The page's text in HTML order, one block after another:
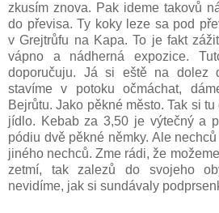
zkusím znova. Pak ideme takovů
do převisa. Ty koky leze sa pod
v Grejtrůfu na Kapa. To je fakt
vápno a nádherná expozice.
doporučuju. Já si eště na dolez
stavíme v potoku očmáchat,
Bejrůtu. Jako pěkné město. Tak si
jídlo. Kebab za 3,50 je výtečný a
pódiu dvě pěkné němky. Ale
jiného nechců. Zme rádi, že
zetmí, tak zalezů do svojeho
nevidíme, jak si sundávaly